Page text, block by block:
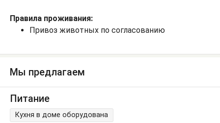
Правила проживания:
Привоз животных по согласованию
Мы предлагаем
Питание
Кухня в доме оборудована